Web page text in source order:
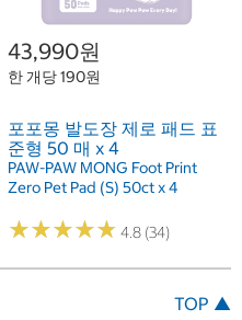
43,990원
한 개당 190원
포포몽 발도장 제로 패드 표
준형 50 매 x 4
PAW-PAW MONG Foot Print
Zero Pet Pad (S) 50ct x 4
★★★★★
★★★★★ 4.8 (34)
TOP ▲